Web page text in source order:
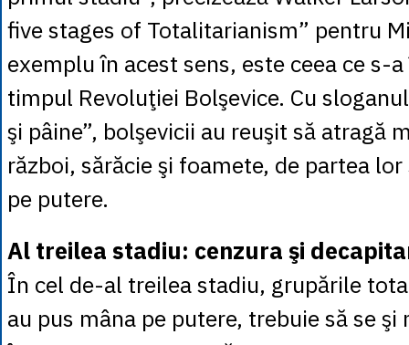
five stages of Totalitarianism” pentru
exemplu în acest sens, este ceea ce s-
timpul Revoluţiei Bolşevice. Cu
şi pâine”, bolşevicii au reuşit să atragă
război, sărăcie şi foamete, de partea
pe putere.
Al treilea stadiu: cenzura şi
În cel de-al treilea stadiu, grupările
au pus mâna pe putere, trebuie să se şi